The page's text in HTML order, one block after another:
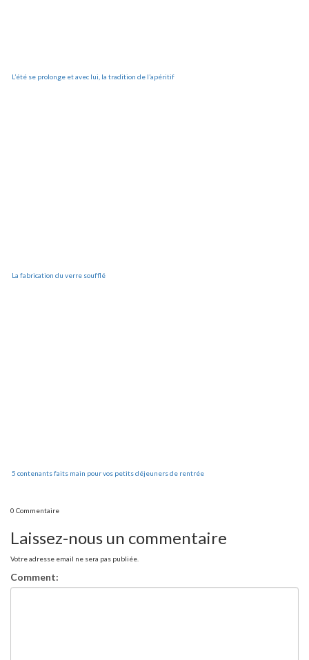
L’été se prolonge et avec lui, la tradition de l’apéritif
La fabrication du verre soufflé
5 contenants faits main pour vos petits déjeuners de rentrée
0 Commentaire
Laissez-nous un commentaire
Votre adresse email ne sera pas publiée.
Comment: